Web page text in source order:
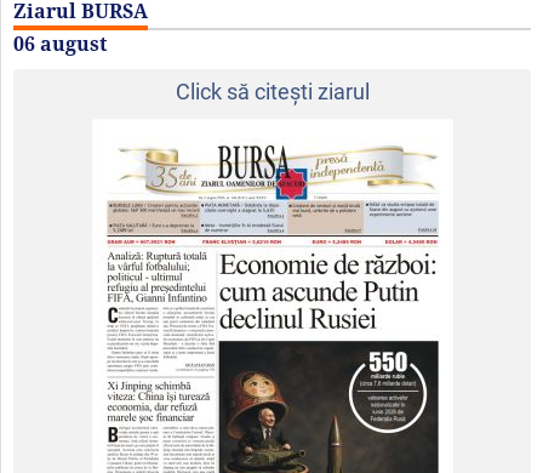
Ziarul BURSA
06 august
Click să citeşti ziarul